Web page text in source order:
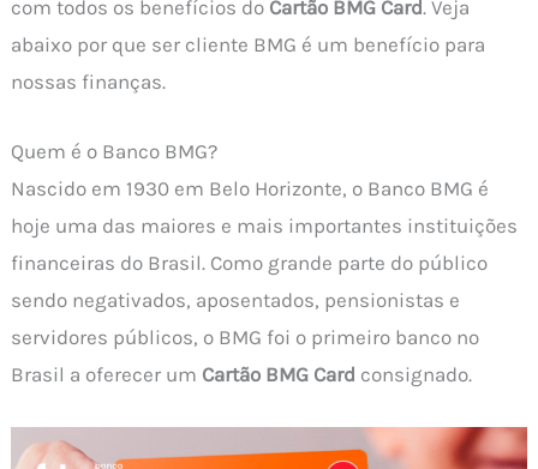
com todos os benefícios do Cartão BMG Card. Veja
abaixo por que ser cliente BMG é um benefício para
nossas finanças.
Quem é o Banco BMG?
Nascido em 1930 em Belo Horizonte, o Banco BMG é
hoje uma das maiores e mais importantes instituições
financeiras do Brasil. Como grande parte do público
sendo negativados, aposentados, pensionistas e
servidores públicos, o BMG foi o primeiro banco no
Brasil a oferecer um Cartão BMG Card consignado.